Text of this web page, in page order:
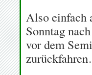
Also einfach
Sonntag
vor dem